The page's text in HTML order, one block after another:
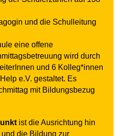
und die Schulleitung
eine offene
wird durch
und 6 Kolleg*innen
e.V. gestaltet. Es
mit Bildungsbezug
ist die Ausrichtung hin
die Bildung zur